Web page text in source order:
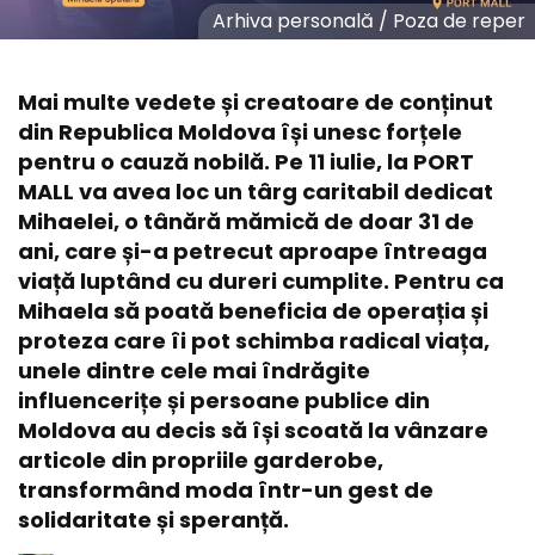
Arhiva personală / Poza de reper
Mai multe vedete și creatoare de conținut
din Republica Moldova își unesc forțele
pentru o cauză nobilă. Pe 11 iulie, la PORT
MALL va avea loc un târg caritabil dedicat
Mihaelei, o tânără mămică de doar 31 de
ani, care și-a petrecut aproape întreaga
viață luptând cu dureri cumplite. Pentru ca
Mihaela să poată beneficia de operația și
proteza care îi pot schimba radical viața,
unele dintre cele mai îndrăgite
influencerițe și persoane publice din
Moldova au decis să își scoată la vânzare
articole din propriile garderobe,
transformând moda într-un gest de
solidaritate și speranță.